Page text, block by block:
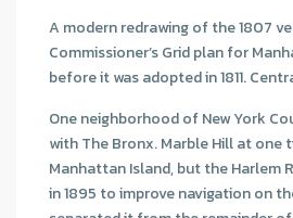
A modern redrawing of the 1807
Commissioner’s Grid plan for
before it was adopted in 1811.
One neighborhood of New York
with The Bronx. Marble Hill at one
Manhattan Island, but the Harlem
in 1895 to improve navigation on